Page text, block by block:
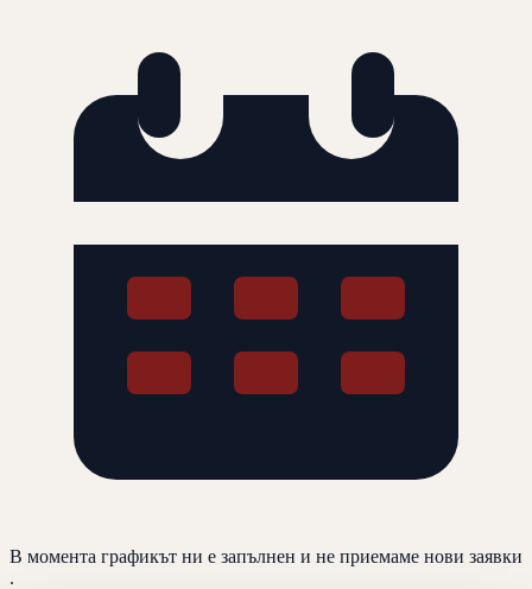
В момента графикът ни е запълнен и не приемаме нови заявки
.